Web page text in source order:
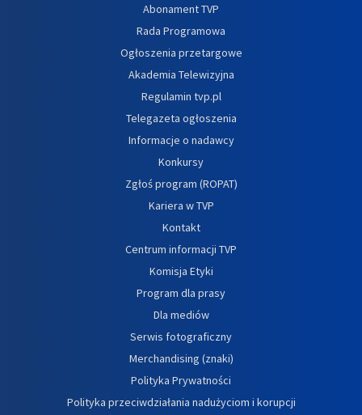
Abonament TVP
Rada Programowa
Ogłoszenia przetargowe
Akademia Telewizyjna
Regulamin tvp.pl
Telegazeta ogłoszenia
Informacje o nadawcy
Konkursy
Zgłoś program (ROPAT)
Kariera w TVP
Kontakt
Centrum informacji TVP
Komisja Etyki
Program dla prasy
Dla mediów
Serwis fotograficzny
Merchandising (znaki)
Polityka Prywatności
Polityka przeciwdziałania nadużyciom i korupcji